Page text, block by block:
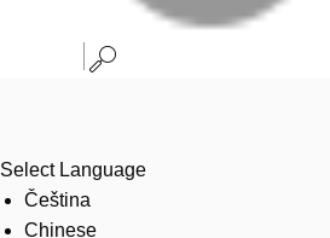
Select Language
Čeština
Chinese